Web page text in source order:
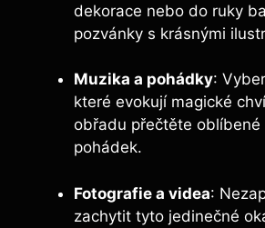
dekorace nebo do ruky
pozvánky s krásnými
Muzika a pohádky:
které evokují magické
obřadu přečtěte oblíbené
pohádek.
Fotografie a videa:
zachytit tyto jedinečné